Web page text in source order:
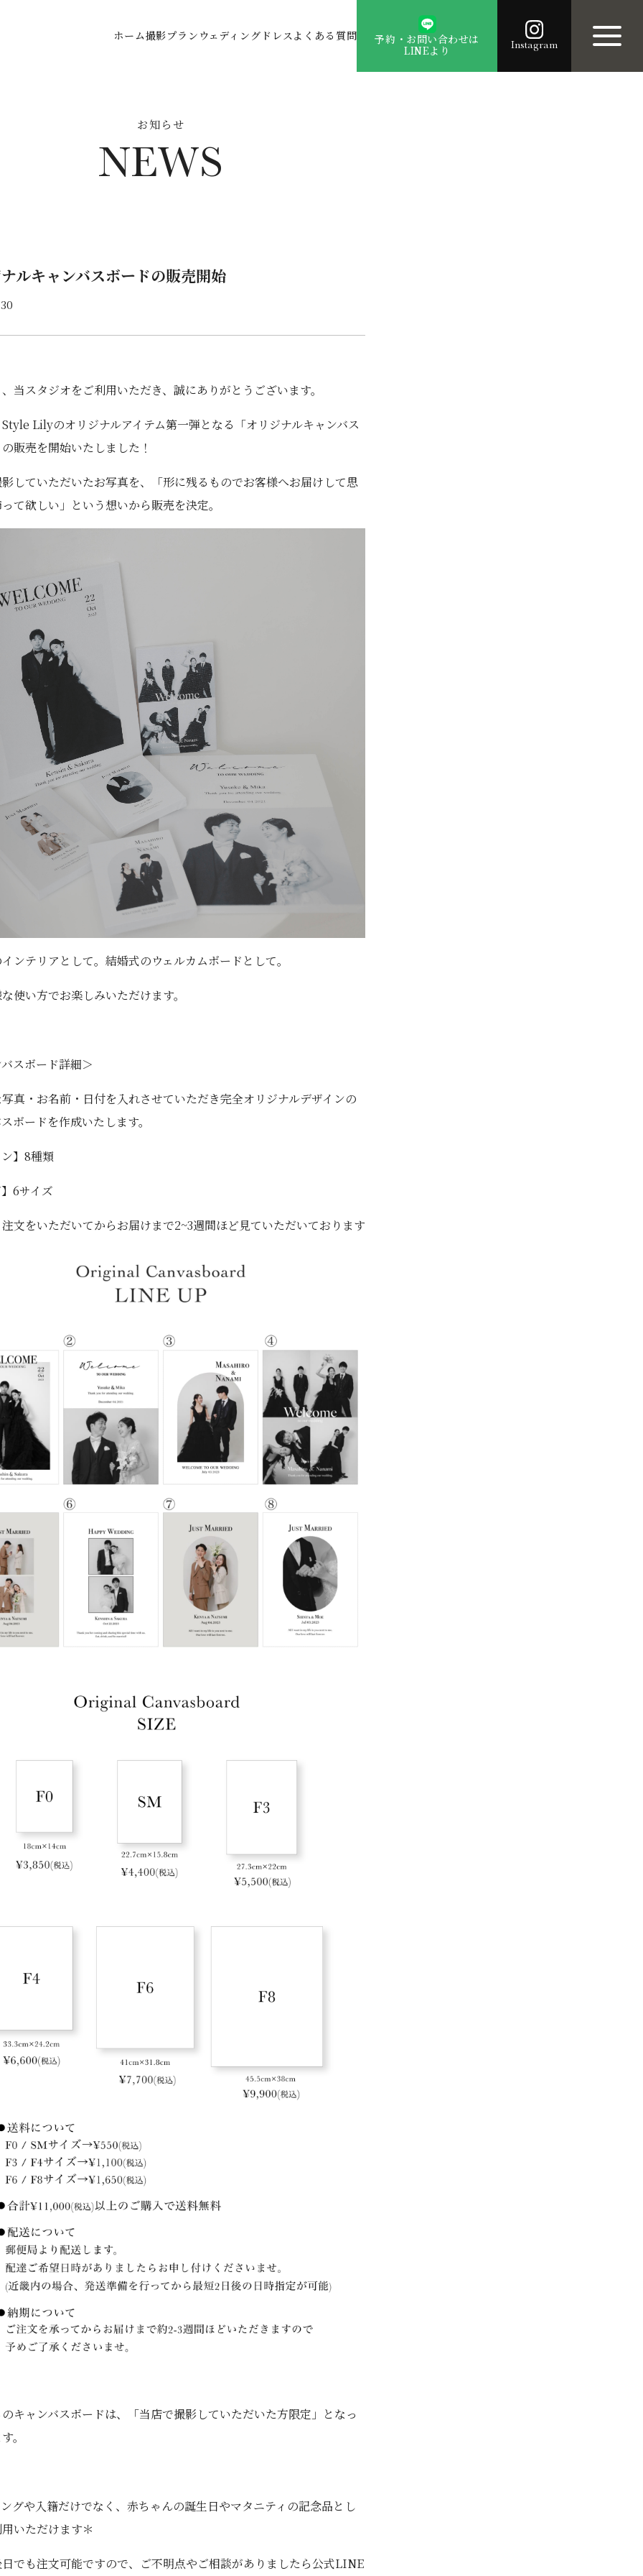
ホーム撮影プラン ウェディングドレスよくある質問
予約・お問い合わせは
LINEより
Instagram
お知らせ
NEWS
ルキャンバスボードの販売開始
当スタジオをご利用いただき、誠にありがとうございます。
Lilyのオリジナルアイテム第一弾となる「オリジナルキャンバス
販売を開始いたしました！
していただいたお写真を、「形に残るものでお客様へお届けして思
て欲しい」という想いから販売を決定。
ンテリアとして。結婚式のウェルカムボードとして。
使い方でお楽しみいただけます。
スボード詳細＞
真・お名前・日付を入れさせていただき完全オリジナルデザインの
ボードを作成いたします。
】8種類
6サイズ
文をいただいてからお届けまで2~3週間ほど見ていただいております
キャンバスボードは、「当店で撮影していただいた方限定」となっ
。
グや入籍だけでなく、赤ちゃんの誕生日やマタニティの記念品とし
いただけます＊
でも注文可能ですので、ご不明点やご相談がありましたら公式LINE